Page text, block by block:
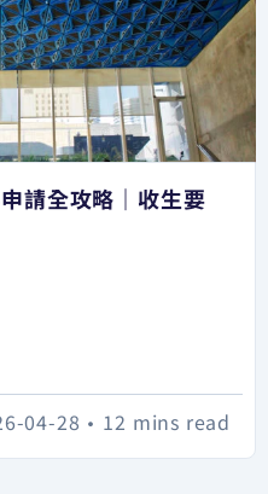
請全攻略｜收生要
12 mins read
•
04-28